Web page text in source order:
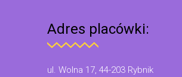
Adres placówki:
ul. Wolna 17, 44-203 Rybnik